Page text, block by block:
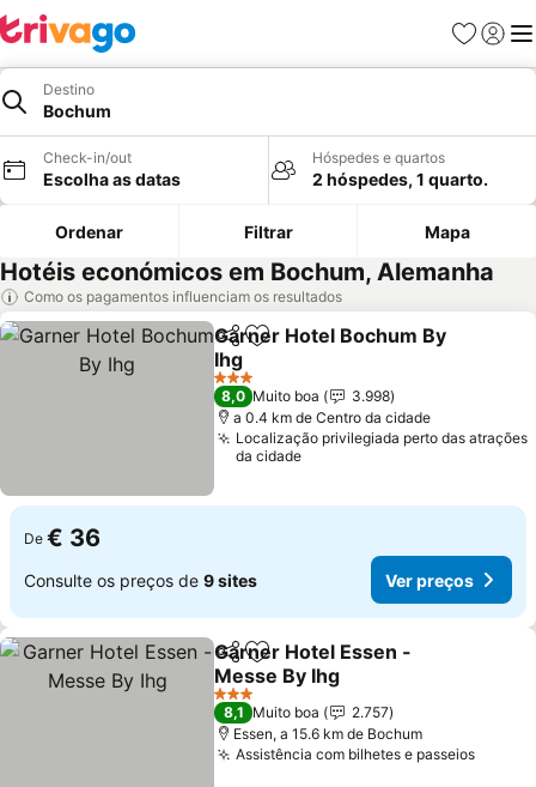
Favoritos
Iniciar
Destino
Bochum
Check-in/out
Escolha as datas
Hóspedes e quartos
2 hóspedes, 1 quarto.
Ordenar Filtrar Mapa
Hotéis económicos em Bochum, Alemanha
Como os pagamentos influenciam os resultados
PartilharAdicionar aos favoritos
Garner Hotel Bochum By
Ihg
3 Estrelas
8,0 Muito boa
3.998
a 0.4 km de Centro da cidade
Localização privilegiada perto das atrações
da cidade
De € 36
Consulte os preços de 9 sites Ver preços
PartilharAdicionar aos favoritos
Garner Hotel Essen -
Messe By Ihg
3 Estrelas
8,1 Muito boa
2.757
Essen, a 15.6 km de Bochum
Assistência com bilhetes e passeios